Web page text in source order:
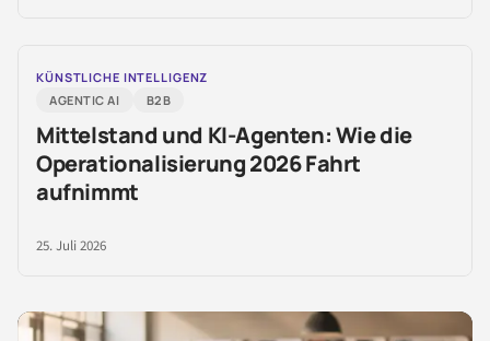
KÜNSTLICHE INTELLIGENZ
AGENTIC AI
B2B
Mittelstand und KI-Agenten: Wie die
Operationalisierung 2026 Fahrt
aufnimmt
25. Juli 2026